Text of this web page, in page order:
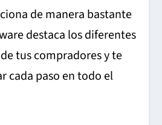
de manera bastante
destaca los diferentes
tus compradores y te
cada paso en todo el